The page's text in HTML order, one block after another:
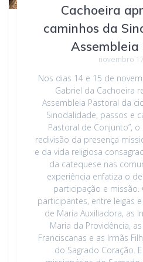
Cachoeira
caminhos da
novembro
Nos dias 14 e 15 de
Gabriel da Cachoeira
Assembleia Pastoral da
Sinodalidade, passos e
Pastoral de Conjunto”,
redivisão da presença
e da vida religiosa
da catequese nas
experiência enfatiza o
participação e missão.
participantes, entre leigas
de Maria Auxiliadora, as
Maria da Providência,
Franciscanas e as Irmãs
do Sagrado Coração.